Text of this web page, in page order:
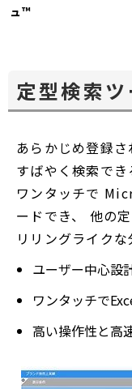
ュ™
定型検索
あらかじめ登録
すばやく検索でき
ワンタッチで
ードでき、 他の
リリングライクな
ユーザー中心設
ワンタッチで
高い操作性と高